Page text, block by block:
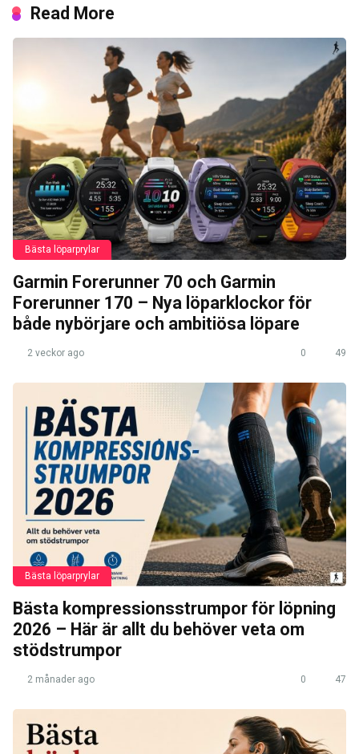
Read More
Bästa löparprylar
Garmin Forerunner 70 och Garmin
Forerunner 170 – Nya löparklockor för
både nybörjare och ambitiösa löpare
2 veckor ago 0 49
Bästa löparprylar
Bästa kompressionsstrumpor för löpning
2026 – Här är allt du behöver veta om
stödstrumpor
2 månader ago 0 47